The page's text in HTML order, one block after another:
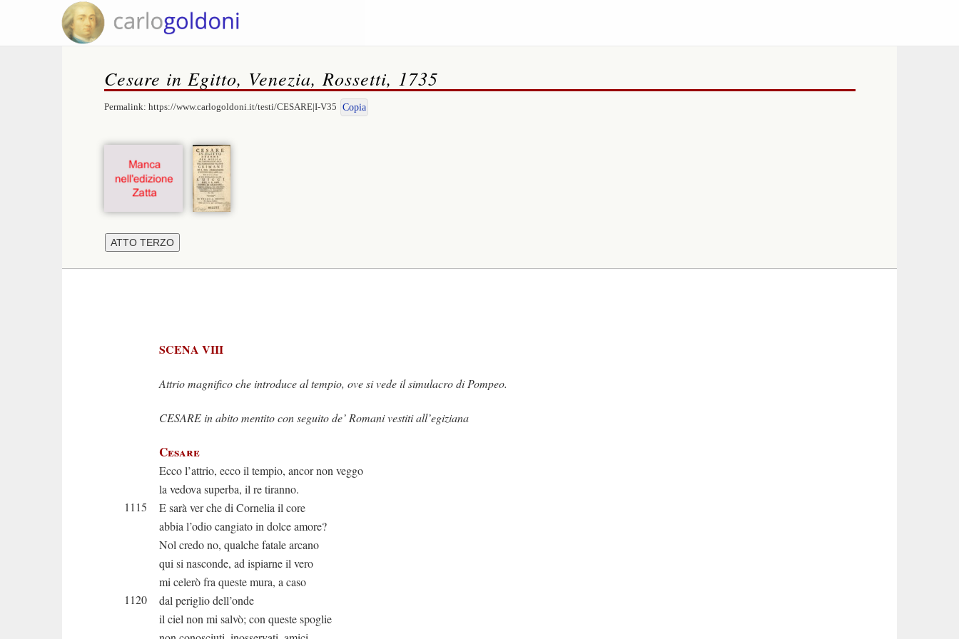
Cesare in Egitto, Venezia, Rossetti, 1735
Permalink: https://www.carlogoldoni.it/testi/CESARE|I-V35 Copia
SCENA VIII
Attrio magnifico che introduce al tempio, ove si vede il simulacro di Pompeo.
CESARE in abito mentito con seguito de’ Romani vestiti all’egiziana
Cesare
Ecco l’attrio, ecco il tempio, ancor non veggo
la vedova superba, il re tiranno.
1115
E sarà ver che di Cornelia il core
abbia l’odio cangiato in dolce amore?
Nol credo no, qualche fatale arcano
qui si nasconde, ad ispiarne il vero
mi celerò fra queste mura, a caso
1120
dal periglio dell’onde
il ciel non mi salvò; con queste spoglie